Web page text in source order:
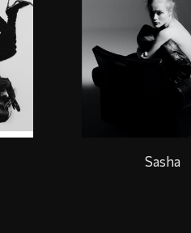
Sasha